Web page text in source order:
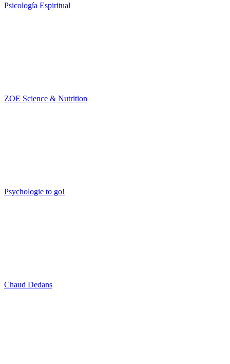
Psicología Espiritual
ZOE Science & Nutrition
Psychologie to go!
Chaud Dedans